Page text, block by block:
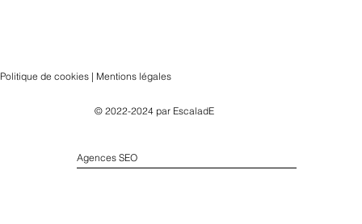
Politique de cookies | Mentions légales
© 2022-2024 par EscaladE
Agences SEO